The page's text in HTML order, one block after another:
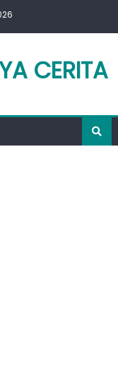
CERITA